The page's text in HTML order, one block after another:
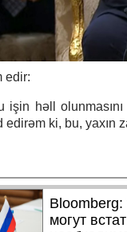
edir:
işin həll
edirəm ki, bu, yaxın